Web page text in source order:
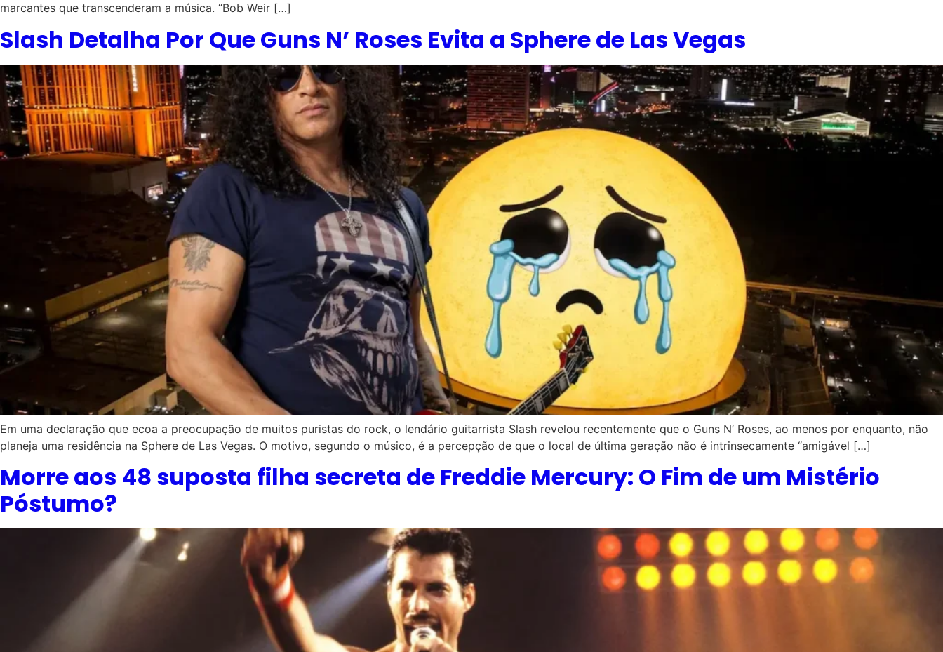
marcantes que transcenderam a música. “Bob Weir […]
Slash Detalha Por Que Guns N’ Roses Evita a Sphere de Las Vegas
Em uma declaração que ecoa a preocupação de muitos puristas do rock, o lendário guitarrista Slash revelou recentemente que o Guns N’ Roses, ao menos por enquanto, não
planeja uma residência na Sphere de Las Vegas. O motivo, segundo o músico, é a percepção de que o local de última geração não é intrinsecamente “amigável […]
Morre aos 48 suposta filha secreta de Freddie Mercury: O Fim de um Mistério
Póstumo?